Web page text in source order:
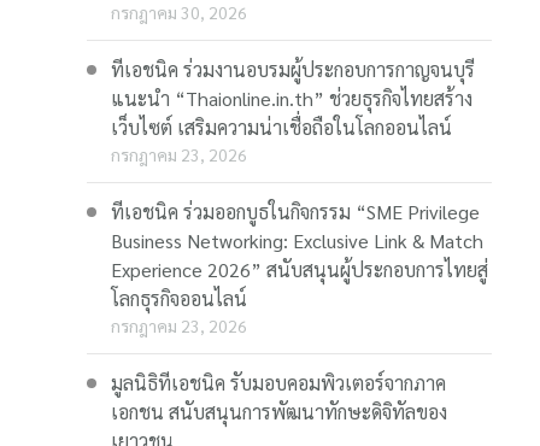
กรกฎาคม 30, 2026
ทีเอชนิค ร่วมงานอบรมผู้ประกอบการกาญจนบุรี
แนะนำ “Thaionline.in.th” ช่วยธุรกิจไทยสร้าง
เว็บไซต์ เสริมความน่าเชื่อถือในโลกออนไลน์
กรกฎาคม 23, 2026
ทีเอชนิค ร่วมออกบูธในกิจกรรม “SME Privilege
Business Networking: Exclusive Link & Match
Experience 2026” สนับสนุนผู้ประกอบการไทยสู่
โลกธุรกิจออนไลน์
กรกฎาคม 23, 2026
มูลนิธิทีเอชนิค รับมอบคอมพิวเตอร์จากภาค
เอกชน สนับสนุนการพัฒนาทักษะดิจิทัลของ
เยาวชน